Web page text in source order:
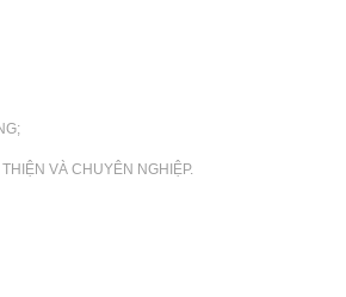
VÀ CHUYÊN NGHIỆP.